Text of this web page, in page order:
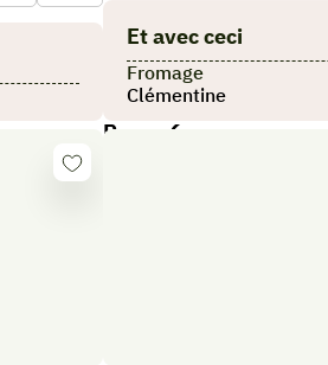
Et avec ceci
Fromage
Clémentine
Repas 6